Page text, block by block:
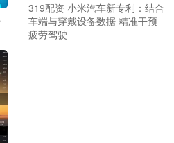
319配资 小米汽车新专利：结合
车端与穿戴设备数据 精准干预
疲劳驾驶